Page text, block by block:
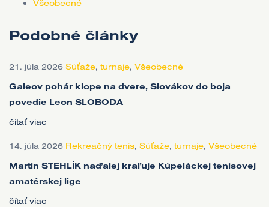
Všeobecné
Podobné články
21. júla 2026 Súťaže, turnaje, Všeobecné
Galeov pohár klope na dvere, Slovákov do boja
povedie Leon SLOBODA
čítať viac
14. júla 2026 Rekreačný tenis, Súťaže, turnaje, Všeobecné
Martin STEHLÍK naďalej kraľuje Kúpeláckej tenisovej
amatérskej lige
čítať viac